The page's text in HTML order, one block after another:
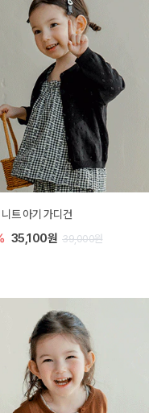
기 원피스
27,200원 34,000원